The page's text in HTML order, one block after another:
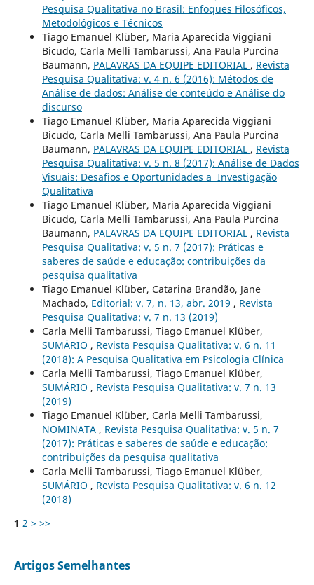
Pesquisa Qualitativa no Brasil: Enfoques Filosóficos,
Metodológicos e Técnicos
Tiago Emanuel Klüber, Maria Aparecida Viggiani
Bicudo, Carla Melli Tambarussi, Ana Paula Purcina
Baumann, PALAVRAS DA EQUIPE EDITORIAL , Revista
Pesquisa Qualitativa: v. 4 n. 6 (2016): Métodos de
Análise de dados: Análise de conteúdo e Análise do
discurso
Tiago Emanuel Klüber, Maria Aparecida Viggiani
Bicudo, Carla Melli Tambarussi, Ana Paula Purcina
Baumann, PALAVRAS DA EQUIPE EDITORIAL , Revista
Pesquisa Qualitativa: v. 5 n. 8 (2017): Análise de Dados
Visuais: Desafios e Oportunidades a Investigação
Qualitativa
Tiago Emanuel Klüber, Maria Aparecida Viggiani
Bicudo, Carla Melli Tambarussi, Ana Paula Purcina
Baumann, PALAVRAS DA EQUIPE EDITORIAL , Revista
Pesquisa Qualitativa: v. 5 n. 7 (2017): Práticas e
saberes de saúde e educação: contribuições da
pesquisa qualitativa
Tiago Emanuel Klüber, Catarina Brandão, Jane
Machado, Editorial: v. 7, n. 13, abr. 2019 , Revista
Pesquisa Qualitativa: v. 7 n. 13 (2019)
Carla Melli Tambarussi, Tiago Emanuel Klüber,
SUMÁRIO , Revista Pesquisa Qualitativa: v. 6 n. 11
(2018): A Pesquisa Qualitativa em Psicologia Clí­nica
Carla Melli Tambarussi, Tiago Emanuel Klüber,
SUMÁRIO , Revista Pesquisa Qualitativa: v. 7 n. 13
(2019)
Tiago Emanuel Klüber, Carla Melli Tambarussi,
NOMINATA , Revista Pesquisa Qualitativa: v. 5 n. 7
(2017): Práticas e saberes de saúde e educação:
contribuições da pesquisa qualitativa
Carla Melli Tambarussi, Tiago Emanuel Klüber,
SUMÁRIO , Revista Pesquisa Qualitativa: v. 6 n. 12
(2018)
1 2 > >>
Artigos Semelhantes